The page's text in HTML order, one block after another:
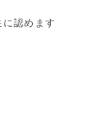
認めます